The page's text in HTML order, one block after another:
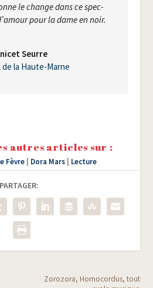
le change dans ce spec­
pour la dame en noir.
Seurre
la Haute-Marne
autres articles sur :
Fèvre Dora Mars Lecture
PARTAGER:
Zorozora, Homocordus, tout